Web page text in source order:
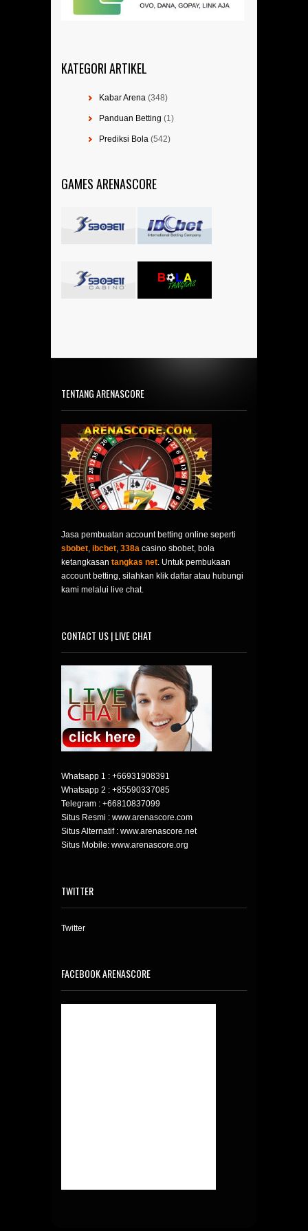
KATEGORI ARTIKEL
Kabar Arena (348)
Panduan Betting (1)
Prediksi Bola (542)
GAMES ARENASCORE
TENTANG ARENASCORE
Jasa pembuatan account betting online seperti
sbobet, ibcbet, 338a casino sbobet, bola
ketangkasan tangkas net. Untuk pembukaan
account betting, silahkan klik daftar atau hubungi
kami melalui live chat.
CONTACT US | LIVE CHAT
Whatsapp 1 : +66931908391
Whatsapp 2 : +85590337085
Telegram : +66810837099
Situs Resmi : www.arenascore.com
Situs Alternatif : www.arenascore.net
Situs Mobile: www.arenascore.org
TWITTER
Twitter
FACEBOOK ARENASCORE